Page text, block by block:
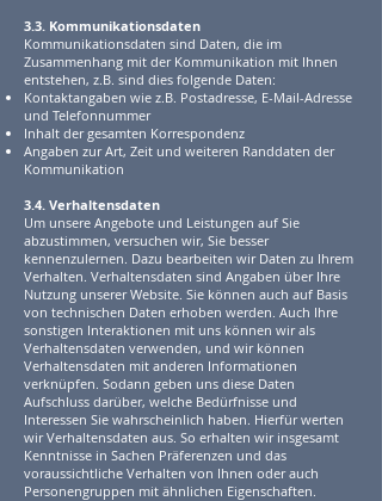
3.3. Kommunikationsdaten
Kommunikationsdaten sind Daten, die im
Zusammenhang mit der Kommunikation mit Ihnen
entstehen, z.B. sind dies folgende Daten:
Kontaktangaben wie z.B. Postadresse, E-Mail-Adresse
und Telefonnummer
Inhalt der gesamten Korrespondenz
Angaben zur Art, Zeit und weiteren Randdaten der
Kommunikation
3.4. Verhaltensdaten
Um unsere Angebote und Leistungen auf Sie
abzustimmen, versuchen wir, Sie besser
kennenzulernen. Dazu bearbeiten wir Daten zu Ihrem
Verhalten. Verhaltensdaten sind Angaben über Ihre
Nutzung unserer Website. Sie können auch auf Basis
von technischen Daten erhoben werden. Auch Ihre
sonstigen Interaktionen mit uns können wir als
Verhaltensdaten verwenden, und wir können
Verhaltensdaten mit anderen Informationen
verknüpfen. Sodann geben uns diese Daten
Aufschluss darüber, welche Bedürfnisse und
Interessen Sie wahrscheinlich haben. Hierfür werten
wir Verhaltensdaten aus. So erhalten wir insgesamt
Kenntnisse in Sachen Präferenzen und das
voraussichtliche Verhalten von Ihnen oder auch
Personengruppen mit ähnlichen Eigenschaften.